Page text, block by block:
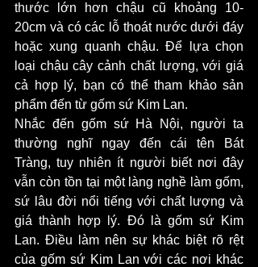
thước lớn hơn chậu cũ khoảng 10-
20cm và có các lỗ thoát nước dưới đáy
hoặc xung quanh chậu. Để lựa chọn
loại chậu cây cảnh chất lượng, với giá
cả hợp lý, bạn có thể tham khảo sản
phẩm đến từ gốm sứ Kim Lan.
Nhắc đến gốm sứ Hà Nội, người ta
thường nghĩ ngay đến cái tên Bát
Tràng, tuy nhiên ít người biết nơi đây
vẫn còn tồn tại một làng nghề làm gốm,
sứ lâu đời nổi tiếng với chất lượng và
giá thành hợp lý. Đó là gốm sứ Kim
Lan. Điều làm nên sự khác biệt rõ rệt
của gốm sứ Kim Lan với các nơi khác